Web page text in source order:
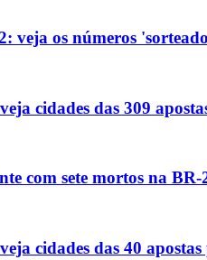
veja os números
cidades das 309
com sete mortos na
cidades das 40